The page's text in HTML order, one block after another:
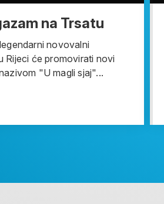
na Trsatu
novovalni
Rijeci će promovirati novi
"U magli sjaj"...